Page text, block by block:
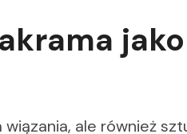
ale również